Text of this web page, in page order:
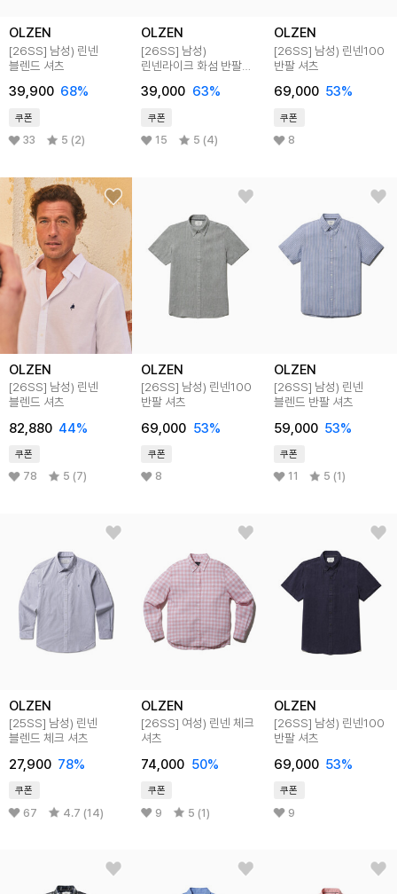
OLZEN
[26SS] 남성) 린넨
블렌드 셔츠
39,900 68%
쿠폰
33 5 (2)
OLZEN
[26SS] 남성)
린넨라이크 화섬 반팔
39,000 63%
쿠폰
15 5 (4)
OLZEN
[26SS] 남성) 린넨100
반팔 셔츠
69,000 53%
쿠폰
8
OLZEN
[26SS] 남성) 린넨
블렌드 셔츠
82,880 44%
쿠폰
78 5 (7)
OLZEN
[26SS] 남성) 린넨100
반팔 셔츠
69,000 53%
쿠폰
8
OLZEN
[26SS] 남성) 린넨
블렌드 반팔 셔츠
59,000 53%
쿠폰
11 5 (1)
OLZEN
[25SS] 남성) 린넨
블렌드 체크 셔츠
27,900 78%
쿠폰
67 4.7 (14)
OLZEN
[26SS] 여성) 린넨 체크
셔츠
74,000 50%
쿠폰
9 5 (1)
OLZEN
[26SS] 남성) 린넨100
반팔 셔츠
69,000 53%
쿠폰
9